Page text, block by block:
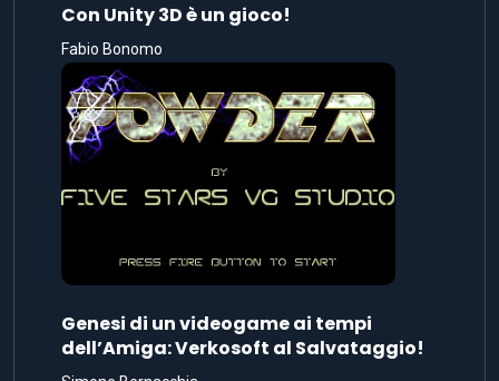
Con Unity 3D è un gioco!
Fabio Bonomo
Genesi di un videogame ai tempi
dell’Amiga: Verkosoft al Salvataggio!